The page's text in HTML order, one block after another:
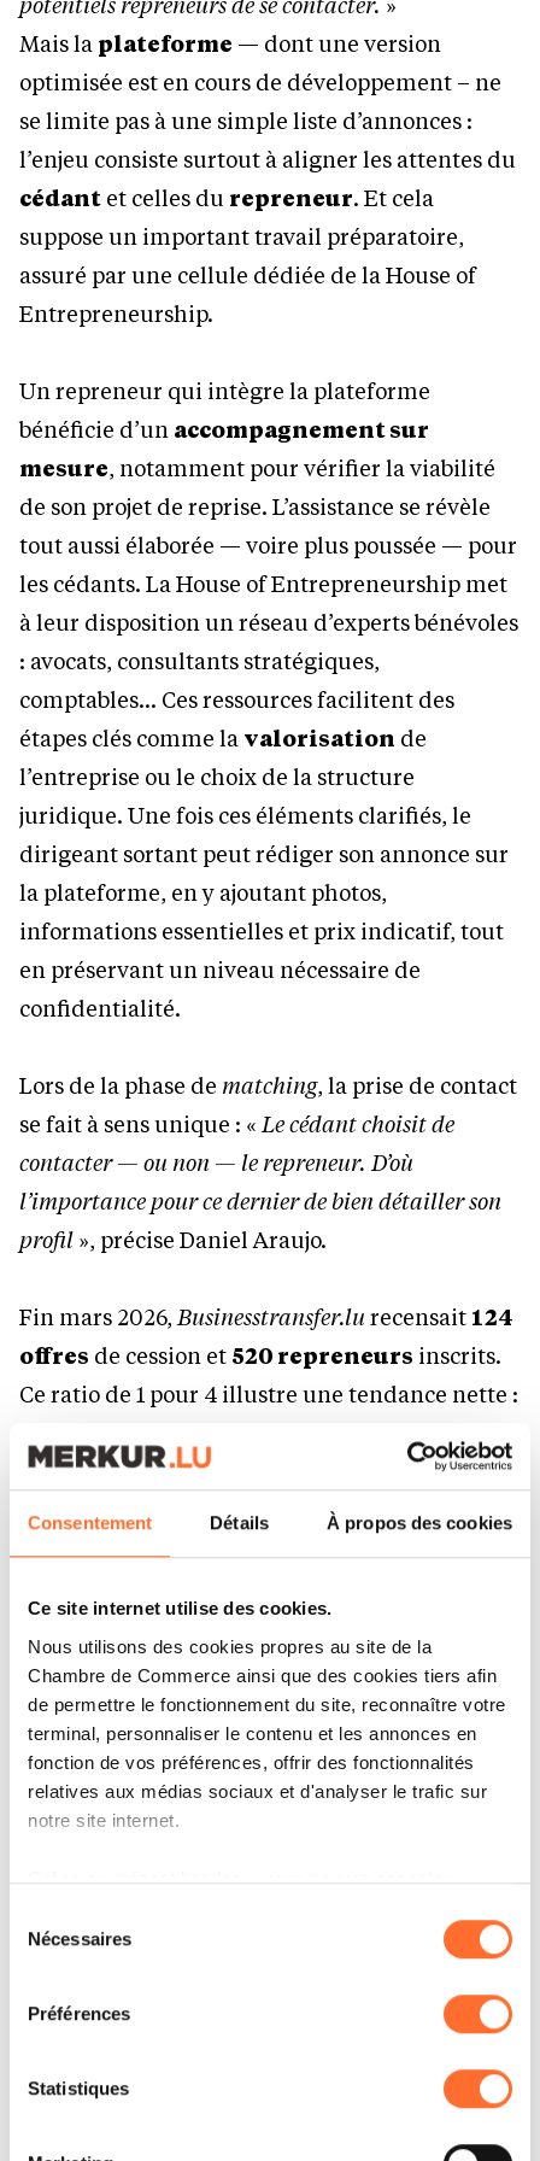
Consentement Détails À propos des cookies
Ce site internet utilise des cookies.
Nous utilisons des cookies propres au site de la
Chambre de Commerce ainsi que des cookies tiers afin
de permettre le fonctionnement du site, reconnaître votre
terminal, personnaliser le contenu et les annonces en
fonction de vos préférences, offrir des fonctionnalités
relatives aux médias sociaux et d'analyser le trafic sur
notre site internet.
Grâce au présent bandeau, vous pouvez accepter,
à l’exception des cookies strictement nécessaires au
fonctionnement du site. Une description des différents
cookies est accessible sous l’onglet « Détails » ci-
dessus.
Il est précisé que la navigation sur le site et certaines
fonctionnalités (ex : lecture de vidéos, partage sur les
Nécessaires
Préférences
Statistiques
Mais la plateforme — dont une version
optimisée est en cours de développement – ne
se limite pas à une simple liste d’annonces :
l’enjeu consiste surtout à aligner les attentes du
cédant et celles du repreneur. Et cela
suppose un important travail préparatoire,
assuré par une cellule dédiée de la House of
Entrepreneurship.
Un repreneur qui intègre la plateforme
bénéficie d’un accompagnement sur
mesure, notamment pour vérifier la viabilité
de son projet de reprise. L’assistance se révèle
tout aussi élaborée — voire plus poussée — pour
les cédants. La House of Entrepreneurship met
à leur disposition un réseau d’experts bénévoles
: avocats, consultants stratégiques,
comptables… Ces ressources facilitent des
étapes clés comme la valorisation de
l’entreprise ou le choix de la structure
juridique. Une fois ces éléments clarifiés, le
dirigeant sortant peut rédiger son annonce sur
la plateforme, en y ajoutant photos,
informations essentielles et prix indicatif, tout
en préservant un niveau nécessaire de
confidentialité.
Lors de la phase de matching, la prise de contact
se fait à sens unique : «Le cédant choisit de
contacter — ou non — le repreneur. D’où
l’importance pour ce dernier de bien détailler son
profil », précise Daniel Araujo.
Fin mars 2026,Businesstransfer.lu recensait 124
offres de cession et 520 repreneurs inscrits.
Ce ratio de 1 pour 4 illustre une tendance nette :
aujourd’hui la reprise d’entreprise comme une
véritable alternative à la création. Elle permet en
effet de se projeter dans une structure déjà en place,
transition.
»
Autre indicateur révélateur : en2025, la
plateforme a permis
176 mises en relation
contre127l’année précédente — une
Luxembourg.
sommet à domicile
Le Luxembourg a accueilli les 8 et 9 juin